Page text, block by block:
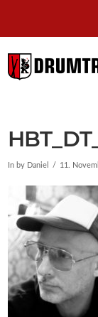
In by Daniel 11.